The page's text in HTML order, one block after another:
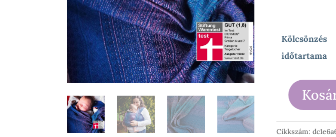
Kölcsönzés
időtartama
Didymos
Prima
Cikkszám: